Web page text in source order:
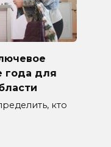
года для
кто